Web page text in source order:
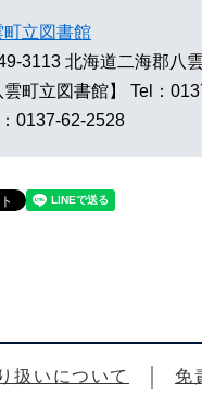
町立図書館
3113 北海道二海郡八
雲町立図書館】
Tel：
0137-62-2528
扱いについて 免